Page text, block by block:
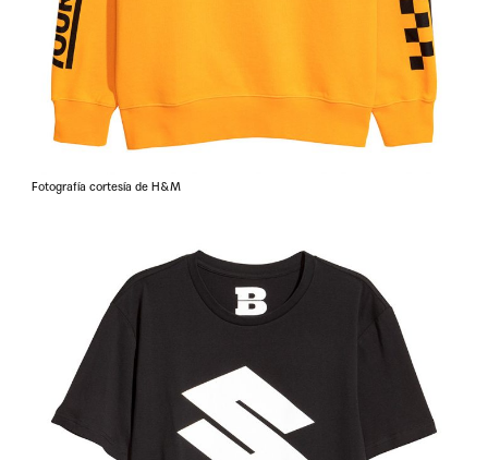
Fotografía cortesía de H&M